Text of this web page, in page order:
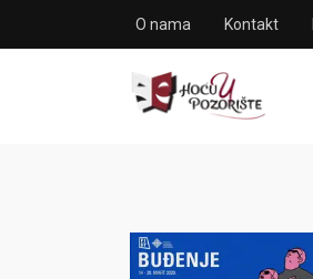
O nama Kontakt